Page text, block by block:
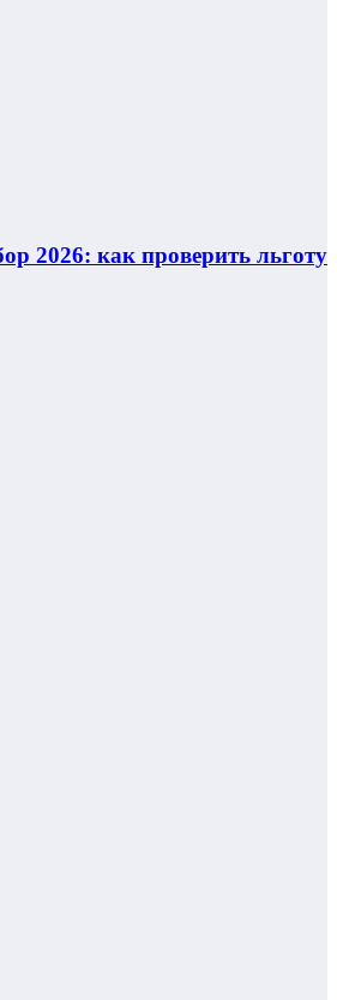
2026: как проверить льготу